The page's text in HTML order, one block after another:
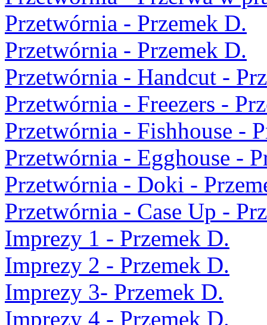
Przetwórnia - Przemek D.
Przetwórnia - Przemek D.
Przetwórnia - Handcut -
Przetwórnia - Freezers -
Przetwórnia - Fishhouse -
Przetwórnia - Egghouse -
Przetwórnia - Doki -
Przetwórnia - Case Up -
Imprezy 1 - Przemek D.
Imprezy 2 - Przemek D.
Imprezy 3- Przemek D.
Imprezy 4 - Przemek D.